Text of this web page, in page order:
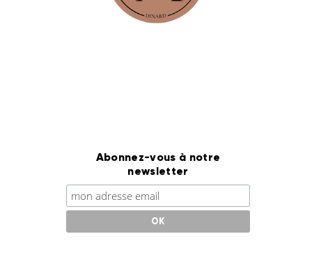
Abonnez-vous à notre
newsletter